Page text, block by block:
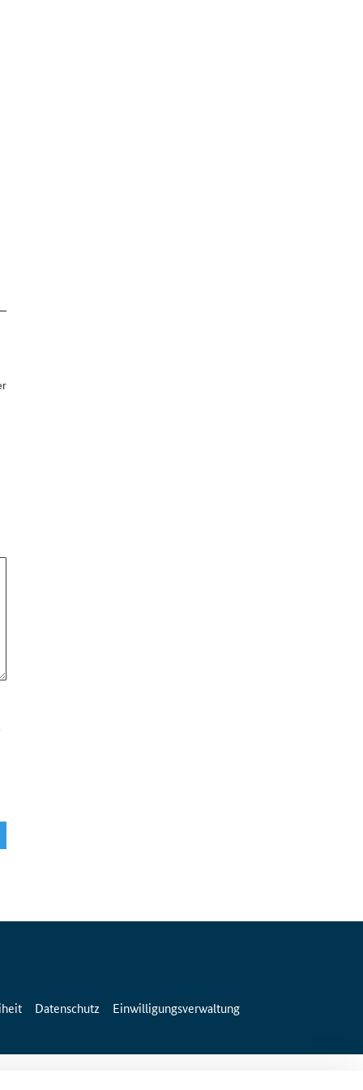
Datenschutz Einwilligungsverwaltung